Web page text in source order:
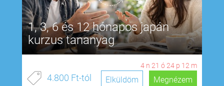
1, 3, 6 és 12 hónapos japán
kurzus tananyag
4 n 21 ó 24 p 11 m
4.800 Ft-tól Megnézem
Elküldöm